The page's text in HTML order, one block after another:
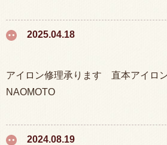
2025.04.18
アイロン修理承ります 直本アイ
NAOMOTO
2024.08.19